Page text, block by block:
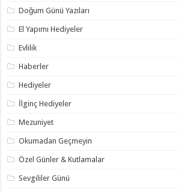
Doğum Günü Yazıları
El Yapımı Hediyeler
Evlilik
Haberler
Hediyeler
İlginç Hediyeler
Mezuniyet
Okumadan Geçmeyin
Özel Günler & Kutlamalar
Sevgililer Günü